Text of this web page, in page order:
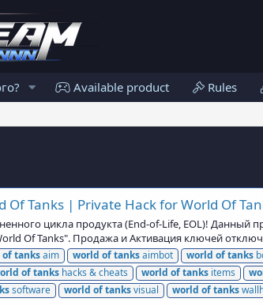
Available product Rules
Tanks | Private Hack for World Of
цикла продукта (End-of-Life, EOL)! Данный
Of Tanks". Продажа и Активация ключей
oftanksaim world oftanksaimbot world oftanks
oftanks hacks & cheats world oftanks items
software world oftanksvisual world oftanks